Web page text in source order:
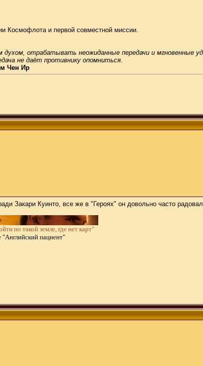
Космофлота и первой совместной миссии.
отрабатывать неожиданные передачи и мгновенные
не даёт противнику опомниться.
Чен Ир
Закари Куинто, все же в "Героях" он довольно часто радовал.
по такой земле, где нет карт"
пациент"